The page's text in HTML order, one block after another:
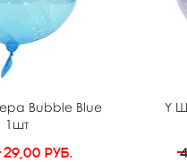
Bubble Blue
1шт
29,00 руб.
Y